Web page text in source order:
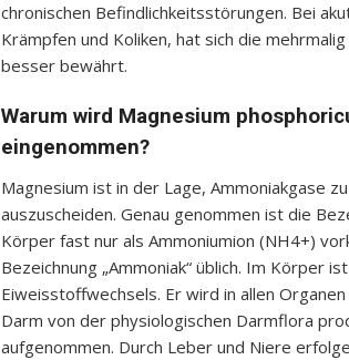
chronischen Befindlichkeitsstörungen. Bei
Krämpfen und Koliken, hat sich die
besser bewährt.
Warum wird Magnesium
eingenommen?
Magnesium ist in der Lage, Ammoniakgase
auszuscheiden. Genau genommen ist die
Körper fast nur als Ammoniumion (NH4+)
Bezeichnung „Ammoniak“ üblich. Im Körper
Eiweisstoffwechsels. Er wird in allen
Darm von der physiologischen Darmflora
aufgenommen. Durch Leber und Niere